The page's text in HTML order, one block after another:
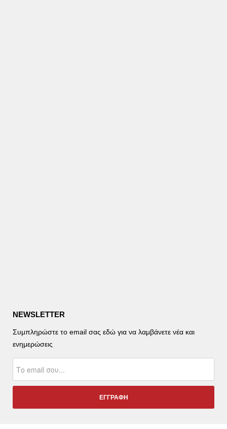
NEWSLETTER
Συμπληρώστε το email σας εδώ για να λαμβάνετε νέα και
ενημερώσεις